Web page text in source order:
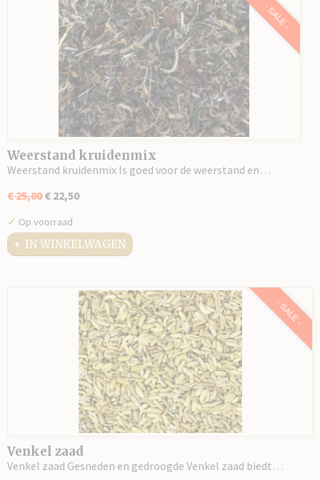
- SALE -
Weerstand kruidenmix
Weerstand kruidenmix Is goed voor de weerstand en…
€ 25,00 € 22,50
✓ Op voorraad
IN WINKELWAGEN
- SALE -
Venkel zaad
Venkel zaad Gesneden en gedroogde Venkel zaad biedt…